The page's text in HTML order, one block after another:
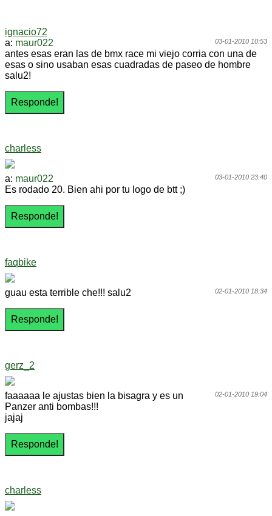
ignacio72
03-01-2010 10:53
a: maur022
antes esas eran las de bmx race mi viejo corria con una de
esas o sino usaban esas cuadradas de paseo de hombre
salu2!
charless
03-01-2010 23:40
a: maur022
Es rodado 20. Bien ahi por tu logo de btt ;)
faqbike
02-01-2010 18:34
guau esta terrible che!!! salu2
gerz_2
02-01-2010 19:04
faaaaaa le ajustas bien la bisagra y es un
Panzer anti bombas!!!
jajaj
charless